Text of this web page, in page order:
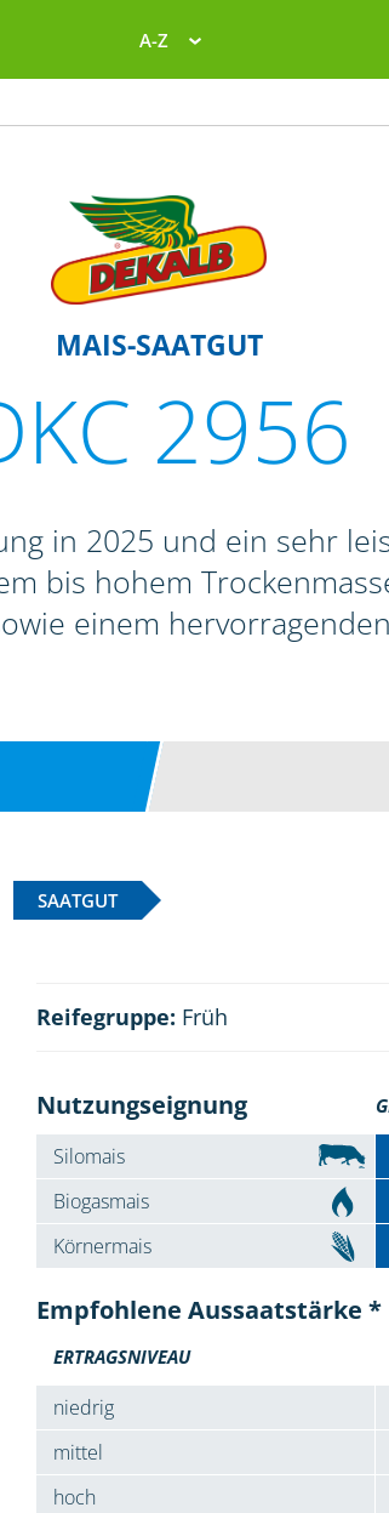
A-Z
MAIS-SAATGUT
2956
in 2025 und ein sehr
bis hohem
einem
SAATGUT
Reifegruppe: Früh
Nutzungseignung
Silomais
Biogasmais
Körnermais
Empfohlene Aussaatstärke *
ERTRAGSNIVEAU
niedrig
mittel
hoch